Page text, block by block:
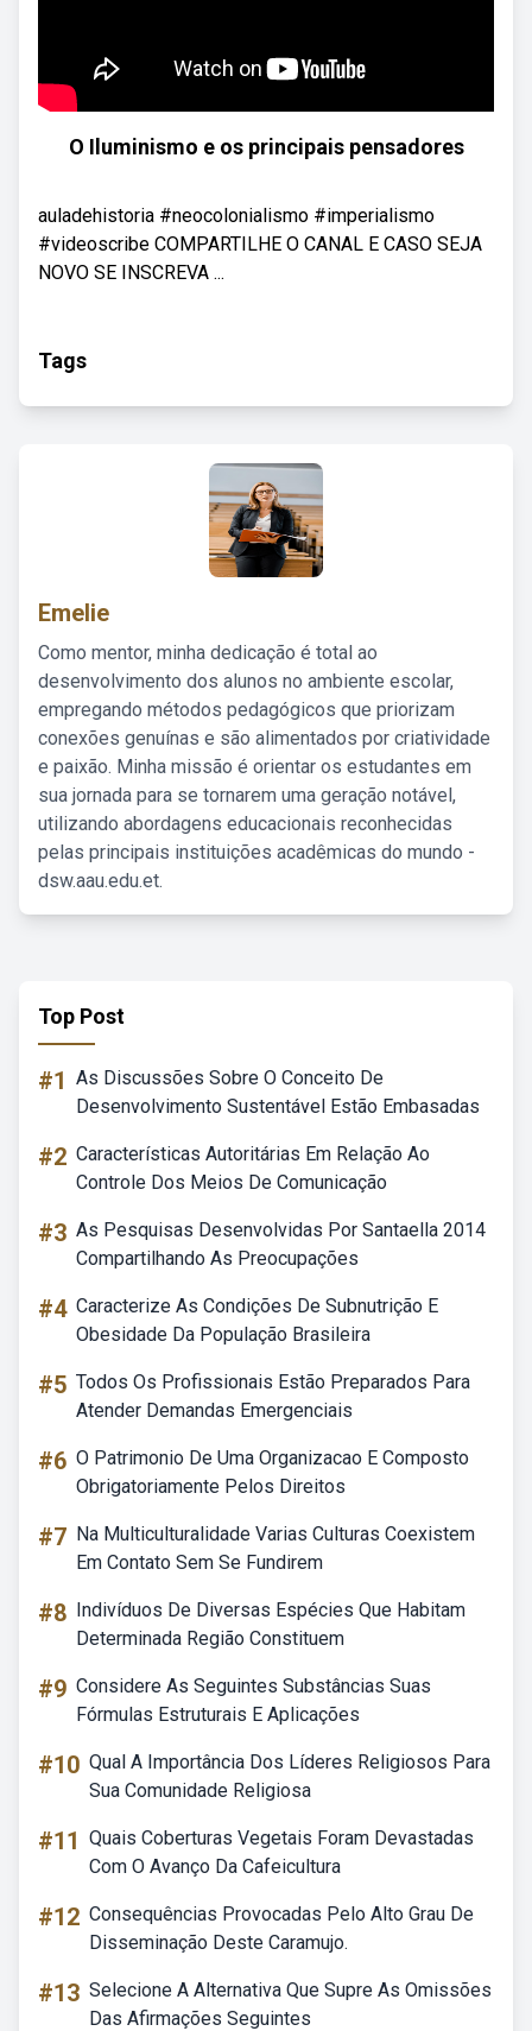
O Iluminismo e os principais pensadores
auladehistoria #neocolonialismo #imperialismo
#videoscribe COMPARTILHE O CANAL E CASO SEJA
NOVO SE INSCREVA ...
Tags
Emelie
Como mentor, minha dedicação é total ao
desenvolvimento dos alunos no ambiente escolar,
empregando métodos pedagógicos que priorizam
conexões genuínas e são alimentados por criatividade
e paixão. Minha missão é orientar os estudantes em
sua jornada para se tornarem uma geração notável,
utilizando abordagens educacionais reconhecidas
pelas principais instituições acadêmicas do mundo -
dsw.aau.edu.et.
Top Post
#1 As Discussões Sobre O Conceito De
Desenvolvimento Sustentável Estão Embasadas
#2 Características Autoritárias Em Relação Ao
Controle Dos Meios De Comunicação
#3 As Pesquisas Desenvolvidas Por Santaella 2014
Compartilhando As Preocupações
#4 Caracterize As Condições De Subnutrição E
Obesidade Da População Brasileira
#5 Todos Os Profissionais Estão Preparados Para
Atender Demandas Emergenciais
#6 O Patrimonio De Uma Organizacao E Composto
Obrigatoriamente Pelos Direitos
#7 Na Multiculturalidade Varias Culturas Coexistem
Em Contato Sem Se Fundirem
#8 Indivíduos De Diversas Espécies Que Habitam
Determinada Região Constituem
#9 Considere As Seguintes Substâncias Suas
Fórmulas Estruturais E Aplicações
#10 Qual A Importância Dos Líderes Religiosos Para
Sua Comunidade Religiosa
#11 Quais Coberturas Vegetais Foram Devastadas
Com O Avanço Da Cafeicultura
#12 Consequências Provocadas Pelo Alto Grau De
Disseminação Deste Caramujo.
#13 Selecione A Alternativa Que Supre As Omissões
Das Afirmações Seguintes